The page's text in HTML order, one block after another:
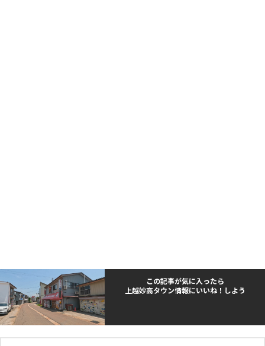
この記事が気に入ったら
上越妙高タウン情報にいいね！しよう